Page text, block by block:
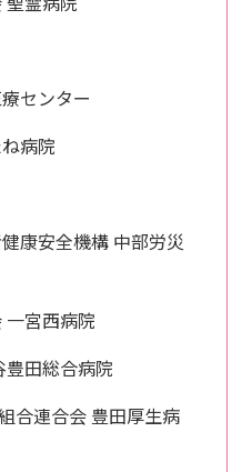
センター
病院
康安全機構 中部労災
宮西病院
田総合病院
合連合会 豊田厚生病